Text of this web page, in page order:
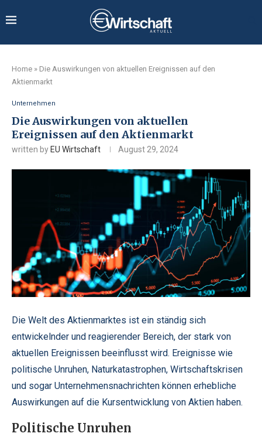
Home » Die Auswirkungen von aktuellen Ereignissen auf den
Aktienmarkt
Unternehmen
Die Auswirkungen von aktuellen
Ereignissen auf den Aktienmarkt
written by EU Wirtschaft August 29, 2024
Die Welt des Aktienmarktes ist ein ständig sich
entwickelnder und reagierender Bereich, der stark von
aktuellen Ereignissen beeinflusst wird. Ereignisse wie
politische Unruhen, Naturkatastrophen, Wirtschaftskrisen
und sogar Unternehmensnachrichten können erhebliche
Auswirkungen auf die Kursentwicklung von Aktien haben.
Politische Unruhen